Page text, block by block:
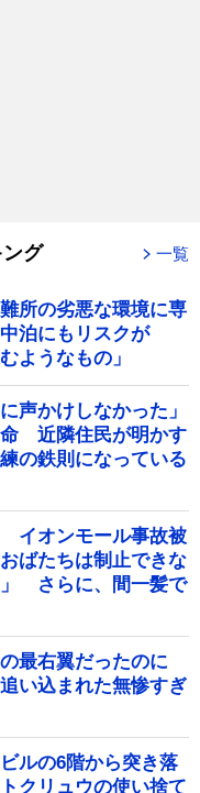
グ 一覧
所の劣悪な環境に専
泊にもリスクが
ようなもの」
声かけしなかった」
命 近隣住民が明かす
の鉄則になっている
イオンモール事故被
ばたちは制止できな
」 さらに、間一髪で
の最右翼だったのに
い込まれた無惨すぎ
ルの6階から突き落
クリュウの使い捨て